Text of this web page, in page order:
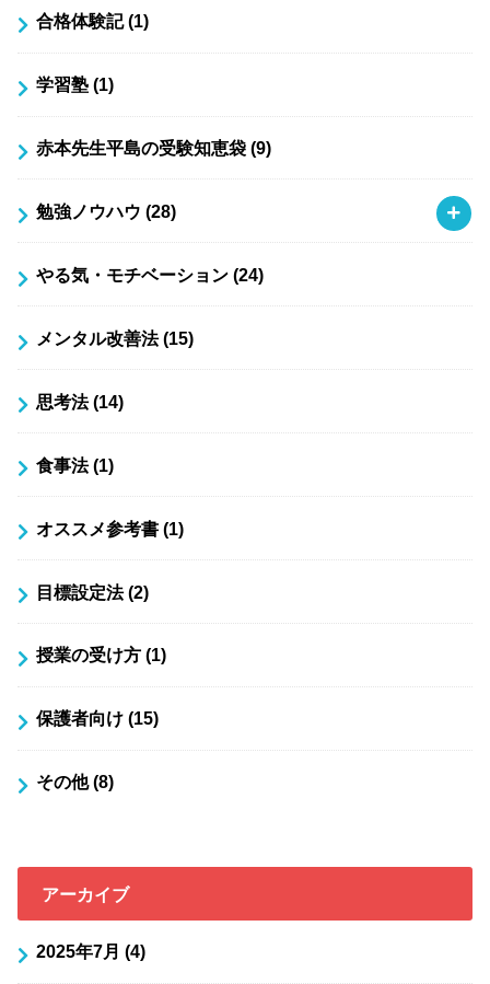
合格体験記(1)
学習塾 (1)
赤本先生平島の受験知恵袋 (9)
勉強ノウハウ (28)
やる気・モチベーション (24)
メンタル改善法(15)
思考法(14)
食事法(1)
オススメ参考書 (1)
目標設定法(2)
授業の受け方 (1)
保護者向け (15)
その他(8)
アーカイブ
2025年7月 (4)